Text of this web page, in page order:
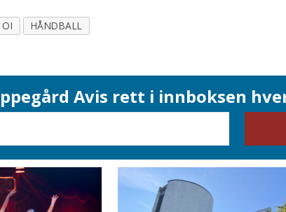
OI HÅNDBALL
Avis rett i innboksen